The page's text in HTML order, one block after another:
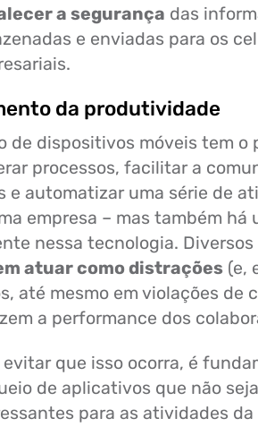
a segurança das
e enviadas para os
da produtividade
de dispositivos móveis tem o
processos, facilitar a
e automatizar uma série de
empresa – mas também há
nessa tecnologia. Diversos
atuar como distrações (e,
até mesmo em violações de
a performance dos
evitar que isso ocorra, é
de aplicativos que não
para as atividades da